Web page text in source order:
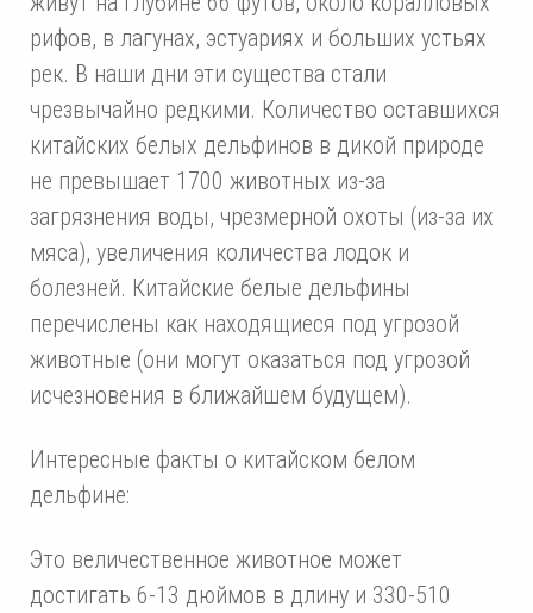
рифов, в лагунах, эстуариях и больших устьях
рек. В наши дни эти существа стали
чрезвычайно редкими. Количество оставшихся
китайских белых дельфинов в дикой природе
не превышает 1700 животных из-за
загрязнения воды, чрезмерной охоты (из-за их
мяса), увеличения количества лодок и
болезней. Китайские белые дельфины
перечислены как находящиеся под угрозой
животные (они могут оказаться под угрозой
исчезновения в ближайшем будущем).
Интересные факты о китайском белом
дельфине:
Это величественное животное может
достигать 6-13 дюймов в длину и 330-510